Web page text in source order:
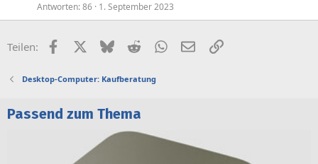
Antworten 86 1. September 2023
Teilen: FacebookX (Twitter)
BlueskyRedditWhatsApp
E-MailLink
Desktop-Computer: Kaufberatung
Passend zum Thema